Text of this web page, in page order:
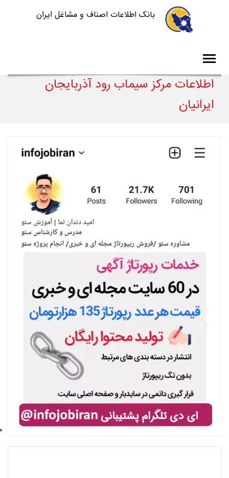
بانک اطلاعات اصناف و مشاغل ایران
اطلاعات مرکز سیماب رود آذربایجان
ایرانیان